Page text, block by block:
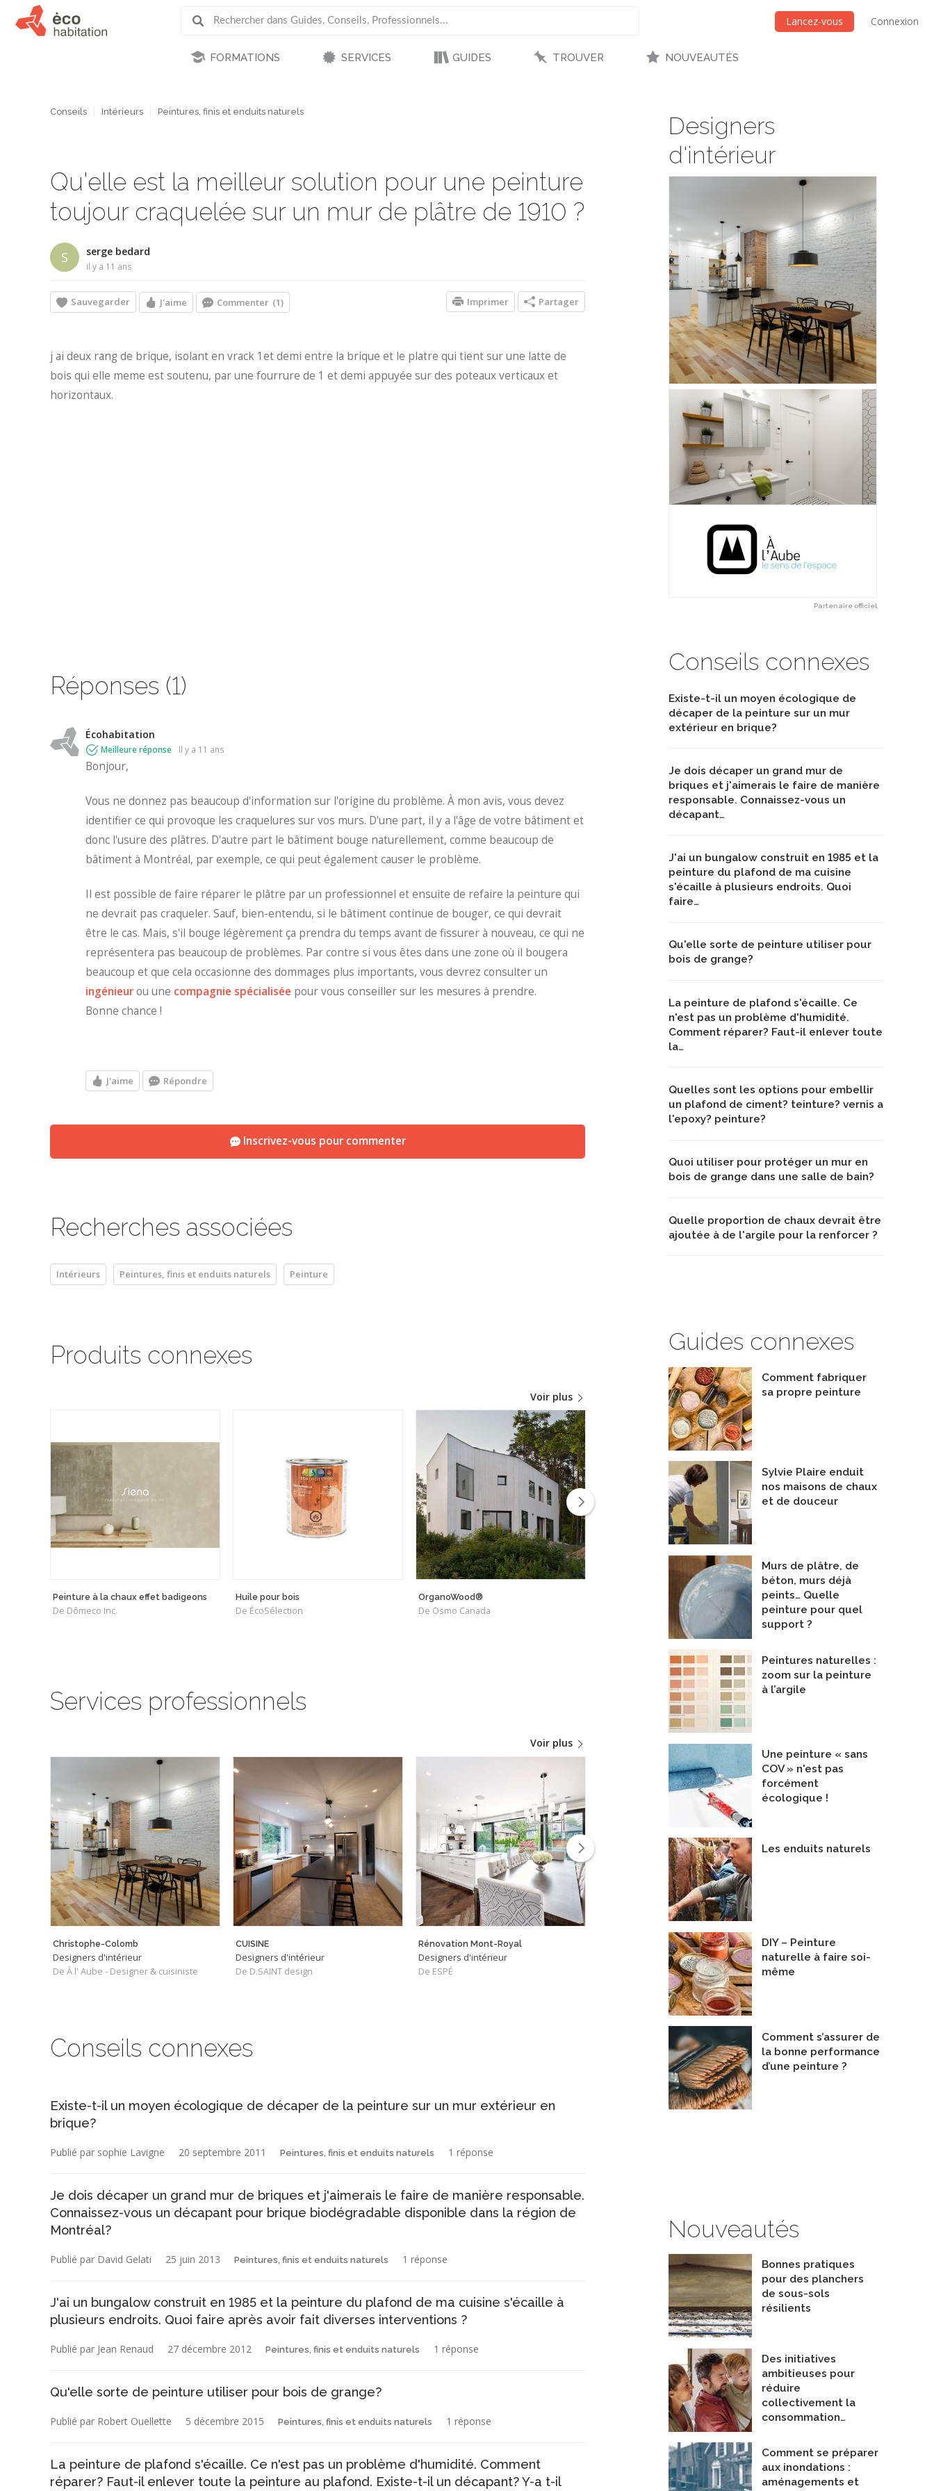
Lancez-vous Connexion
FORMATIONS SERVICES GUIDES TROUVER NOUVEAUTÉS
Designers
d'intérieur
Partenaire officiel
Conseils connexes
Existe-t-il un moyen écologique de
décaper de la peinture sur un mur
extérieur en brique?
Je dois décaper un grand mur de
briques et j'aimerais le faire de manière
responsable. Connaissez-vous un
décapant…
J'ai un bungalow construit en 1985 et la
peinture du plafond de ma cuisine
s'écaille à plusieurs endroits. Quoi
faire…
Qu'elle sorte de peinture utiliser pour
bois de grange?
La peinture de plafond s'écaille. Ce
n'est pas un problème d'humidité.
Comment réparer? Faut-il enlever toute
la…
Quelles sont les options pour embellir
un plafond de ciment? teinture? vernis a
l'epoxy? peinture?
Quoi utiliser pour protéger un mur en
bois de grange dans une salle de bain?
Quelle proportion de chaux devrait être
ajoutée à de l'argile pour la renforcer ?
Guides connexes
Comment fabriquer
sa propre peinture
Sylvie Plaire enduit
nos maisons de chaux
et de douceur
Murs de plâtre, de
béton, murs déjà
peints… Quelle
peinture pour quel
support ?
Peintures naturelles :
zoom sur la peinture
à l’argile
Une peinture « sans
COV » n'est pas
forcément
écologique !
Les enduits naturels
DIY – Peinture
naturelle à faire soi-
même
Comment s’assurer de
la bonne performance
d’une peinture ?
Nouveautés
Bonnes pratiques
pour des planchers
de sous-sols
résilients
Des initiatives
ambitieuses pour
réduire
collectivement la
consommation…
Comment se préparer
aux inondations :
aménagements et
Conseils Intérieurs Peintures, finis et enduits naturels
Qu'elle est la meilleur solution pour une peinture
toujour craquelée sur un mur de plâtre de 1910 ?
S serge bedard
il y a 11 ans
Sauvegarder J'aime Commenter (1) Partager
Imprimer
j ai deux rang de brique, isolant en vrack 1et demi entre la brique et le platre qui tient sur une latte de
bois qui elle meme est soutenu, par une fourrure de 1 et demi appuyée sur des poteaux verticaux et
horizontaux.
Réponses (1)
Écohabitation
Meilleure réponse il y a 11 ans
Bonjour,
Vous ne donnez pas beaucoup d'information sur l'origine du problème. À mon avis, vous devez
identifier ce qui provoque les craquelures sur vos murs. D'une part, il y a l'âge de votre bâtiment et
donc l'usure des plâtres. D'autre part le bâtiment bouge naturellement, comme beaucoup de
bâtiment à Montréal, par exemple, ce qui peut également causer le problème.
Il est possible de faire réparer le plâtre par un professionnel et ensuite de refaire la peinture qui
ne devrait pas craqueler. Sauf, bien-entendu, si le bâtiment continue de bouger, ce qui devrait
être le cas. Mais, s'il bouge légèrement ça prendra du temps avant de fissurer à nouveau, ce qui ne
représentera pas beaucoup de problèmes. Par contre si vous êtes dans une zone où il bougera
beaucoup et que cela occasionne des dommages plus importants, vous devrez consulter un
ingénieurou une compagnie spécialisée pour vous conseiller sur les mesures à prendre.
Bonne chance !
J'aime Répondre
Inscrivez-vous pour commenter
Recherches associées
Intérieurs Peintures, finis et enduits naturels Peinture
Produits connexes
Voir plus
Peinture à la chaux effet badigeons
De Dômeco Inc.
Huile pour bois
De ÉcoSélection
OrganoWood®
De Osmo Canada
Pur • Pure - Lessive
De Produits Ecologique Lemieux Brossard
Classic
De ENTREPOT DU CEDRE INC.
Services professionnels
Voir plus
Christophe-Colomb
Designers d'intérieur
De À l' Aube - Designer & cuisiniste
CUISINE
Designers d'intérieur
De D.SAINT design
Rénovation Mont-Royal
Designers d'intérieur
De ESPÉ
Designers d'intérieur
De Stroph Architecture & Design
Spécialistes - Calfeutrage
De Réno-Calfeutrage Inc.
Conseils connexes
Existe-t-il un moyen écologique de décaper de la peinture sur un mur extérieur en
brique?
Publié par sophie Lavigne 20 septembre 2011 Peintures, finis et enduits naturels 1 réponse
Je dois décaper un grand mur de briques et j'aimerais le faire de manière responsable.
Connaissez-vous un décapant pour brique biodégradable disponible dans la région de
Montréal?
Publié par David Gelati 25 juin 2013 Peintures, finis et enduits naturels 1 réponse
J'ai un bungalow construit en 1985 et la peinture du plafond de ma cuisine s'écaille à
plusieurs endroits. Quoi faire après avoir fait diverses interventions ?
Publié par Jean Renaud 27 décembre 2012 Peintures, finis et enduits naturels 1 réponse
Qu'elle sorte de peinture utiliser pour bois de grange?
Publié par Robert Ouellette 5 décembre 2015 Peintures, finis et enduits naturels 1 réponse
La peinture de plafond s'écaille. Ce n'est pas un problème d'humidité. Comment
réparer? Faut-il enlever toute la peinture au plafond. Existe-t-il un décapant? Y-a t-il